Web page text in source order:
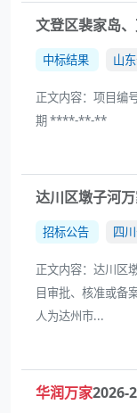
文登区裴家岛
中标结果 山
正文内容：项目编
期 ****-**-**
达川区墩子河
招标公告 四
正文内容：达川区
目审批、核准或备
人为达州市...
华润万家2026-